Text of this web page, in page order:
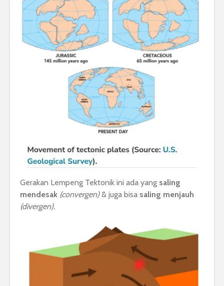
Gerakan Lempeng Tektonik ini ada yang saling
mendesak (convergen)& juga bisa saling menjauh
(divergen).